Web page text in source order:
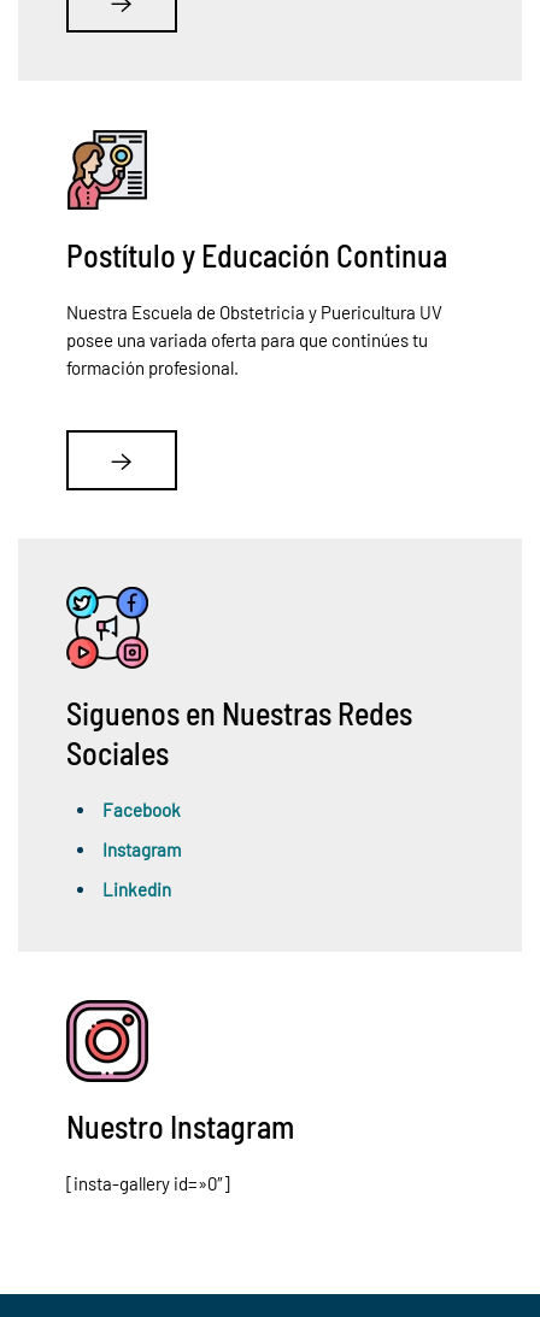
Postítulo y Educación Continua
Nuestra Escuela de Obstetricia y Puericultura UV
posee una variada oferta para que continúes tu
formación profesional.
Siguenos en Nuestras Redes
Sociales
Facebook
Instagram
Linkedin
Nuestro Instagram
[insta-gallery id=»0″]